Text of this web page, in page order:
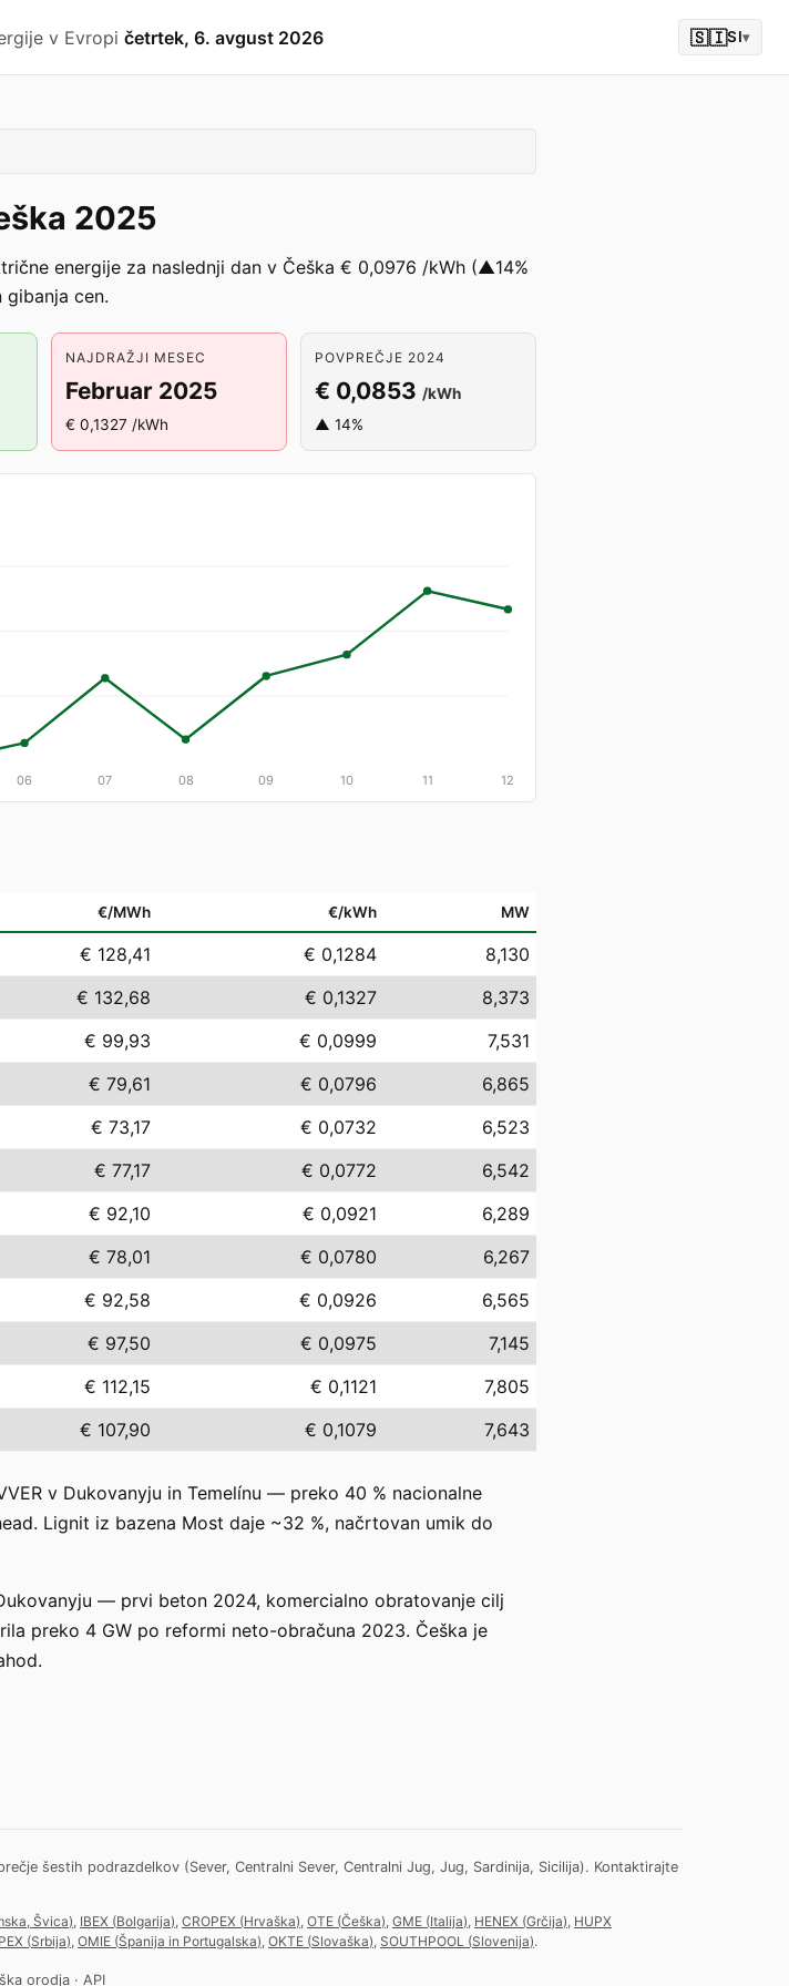
v Evropi četrtek, 6. avgust 2026 🇸🇮SI▾
2025
energije za naslednji dan v Češka € 0,0976 /kWh (▲14%
cen.
NAJDRAŽJI MESEC
Februar 2025
€ 0,1327 /kWh
POVPREČJE 2024
€ 0,0853 /kWh
▲ 14%
06 07 08 09 10 11 12
€/MWh €/kWh MW
€ 128,41 € 0,1284
8,130
€ 132,68 € 0,1327
8,373
€ 99,93 € 0,0999
7,531
€ 79,61 € 0,0796
6,865
€ 73,17 € 0,0732
6,523
€ 77,17 € 0,0772
6,542
€ 92,10 € 0,0921
6,289
€ 78,01 € 0,0780
6,267
€ 92,58 € 0,0926
6,565
€ 97,50 € 0,0975
7,145
€ 112,15 € 0,1121
7,805
€ 107,90 € 0,1079 7,643
v Dukovanyju in Temelínu — preko 40 % nacionalne
Lignit iz bazena Most daje ~32 %, načrtovan umik do
— prvi beton 2024, komercialno obratovanje cilj
preko 4 GW po reformi neto-obračuna 2023. Češka je
šestih podrazdelkov (Sever, Centralni Sever, Centralni Jug, Jug, Sardinija, Sicilija). Kontaktirajte
Švica), IBEX (Bolgarija), CROPEX (Hrvaška), OTE (Češka), GME (Italija), HENEX (Grčija), HUPX
(Srbija), OMIE (Španija in Portugalska), OKTE (Slovaška), SOUTHPOOL (Slovenija).
orodja · API